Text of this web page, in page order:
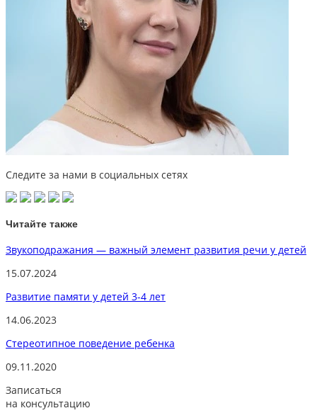
Следите за нами в социальных сетях
Читайте также
Звукоподражания — важный элемент развития речи у детей
15.07.2024
Развитие памяти у детей 3-4 лет
14.06.2023
Стереотипное поведение ребенка
09.11.2020
Записаться
на консультацию